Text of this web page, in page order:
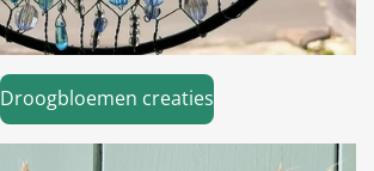
Droogbloemen creaties